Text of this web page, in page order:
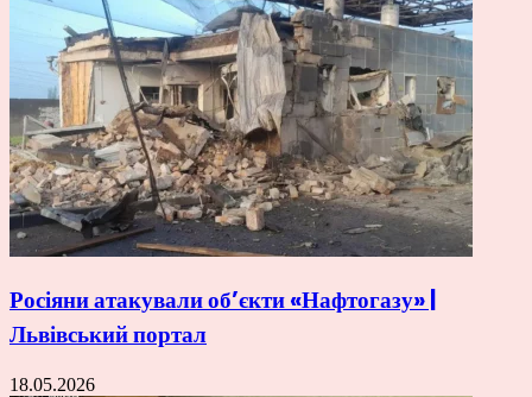
Росіяни атакували об’єкти «Нафтогазу» |
Львівський портал
18.05.2026